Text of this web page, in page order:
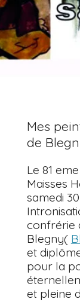
Mes
de
Le 81
Maisses
samedi
confrérie
Blegny(
et
pour la
et pleine